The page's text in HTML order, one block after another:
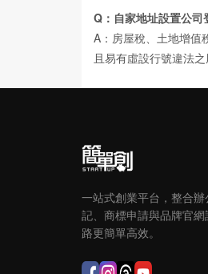
Q：自家地址設置公司
A：房屋稅、土地增值
且易有虛設行號違法之
一站式創業平台，整合
記、商標申請與品牌官
路更簡單高效。